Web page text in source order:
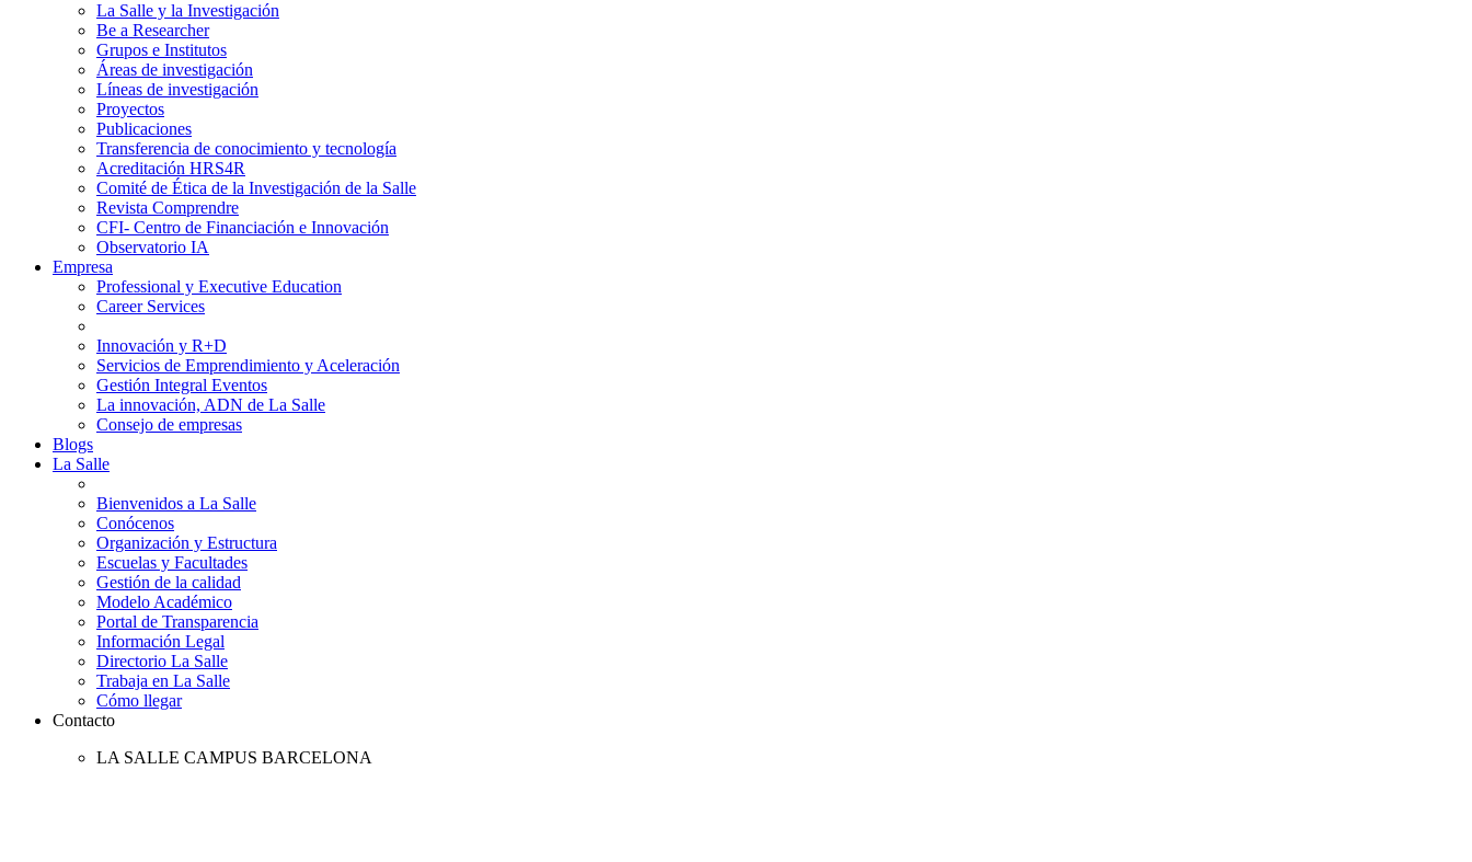
La Salle y la Investigación
Be a Researcher
Grupos e Institutos
Áreas de investigación
Líneas de investigación
Proyectos
Publicaciones
Transferencia de conocimiento y tecnología
Acreditación HRS4R
Comité de Ética de la Investigación de la Salle
Revista Comprendre
CFI- Centro de Financiación e Innovación
Observatorio IA
Empresa
Professional y Executive Education
Career Services
Innovación y R+D
Servicios de Emprendimiento y Aceleración
Gestión Integral Eventos
La innovación, ADN de La Salle
Consejo de empresas
Blogs
La Salle
Bienvenidos a La Salle
Conócenos
Organización y Estructura
Escuelas y Facultades
Gestión de la calidad
Modelo Académico
Portal de Transparencia
Información Legal
Directorio La Salle
Trabaja en La Salle
Cómo llegar
Contacto
LA SALLE CAMPUS BARCELONA